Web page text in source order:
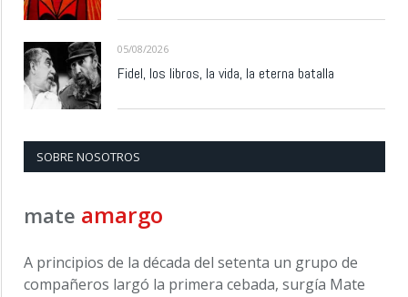
05/08/2026
Fidel, los libros, la vida, la eterna batalla
SOBRE NOSOTROS
mate amargo
A principios de la década del setenta un grupo de
compañeros largó la primera cebada, surgía Mate